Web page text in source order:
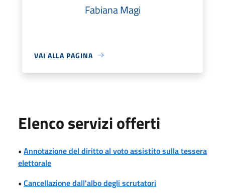
Fabiana Magi
VAI ALLA PAGINA
Elenco servizi offerti
• Annotazione del diritto al voto assistito sulla tessera
elettorale
• Cancellazione dall'albo degli scrutatori